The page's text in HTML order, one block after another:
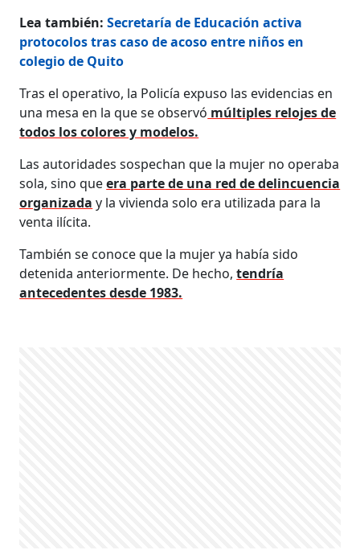
Lea también:Secretaría de Educación activa
protocolos tras caso de acoso entre niños en
colegio de Quito
Tras el operativo, la Policía expuso las evidencias en
una mesa en la que se observó múltiples relojes de
todos los colores y modelos.
Las autoridades sospechan que la mujer no operaba
sola, sino queera parte de una red de delincuencia
organizada y la vivienda solo era utilizada para la
venta ilícita.
También se conoce que la mujer ya había sido
detenida anteriormente. De hecho,tendría
antecedentes desde 1983.